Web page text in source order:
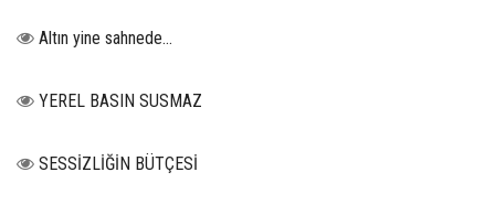
Altın yine sahnede…
YEREL BASIN SUSMAZ
SESSİZLİĞİN BÜTÇESİ